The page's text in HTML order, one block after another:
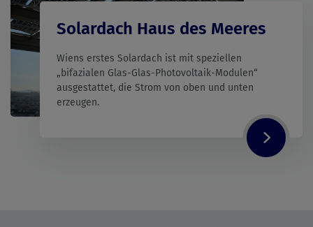
Solardach Haus des Meeres
Wiens erstes Solardach ist mit speziellen
„bifazialen Glas-Glas-Photovoltaik-Modulen“
ausgestattet, die Strom von oben und unten
erzeugen.